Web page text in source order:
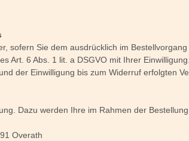
Sie dem ausdrücklich im
6 Abs. 1 lit. a DSGVO mit Ihrer
der Einwilligung bis zum Widerruf erfolgten
Dazu werden Ihre im Rahmen der
Overath